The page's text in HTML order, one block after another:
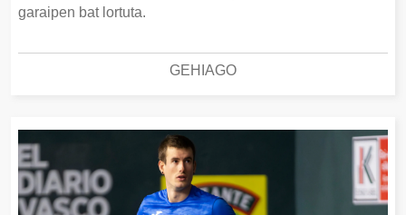
garaipen bat lortuta.
GEHIAGO